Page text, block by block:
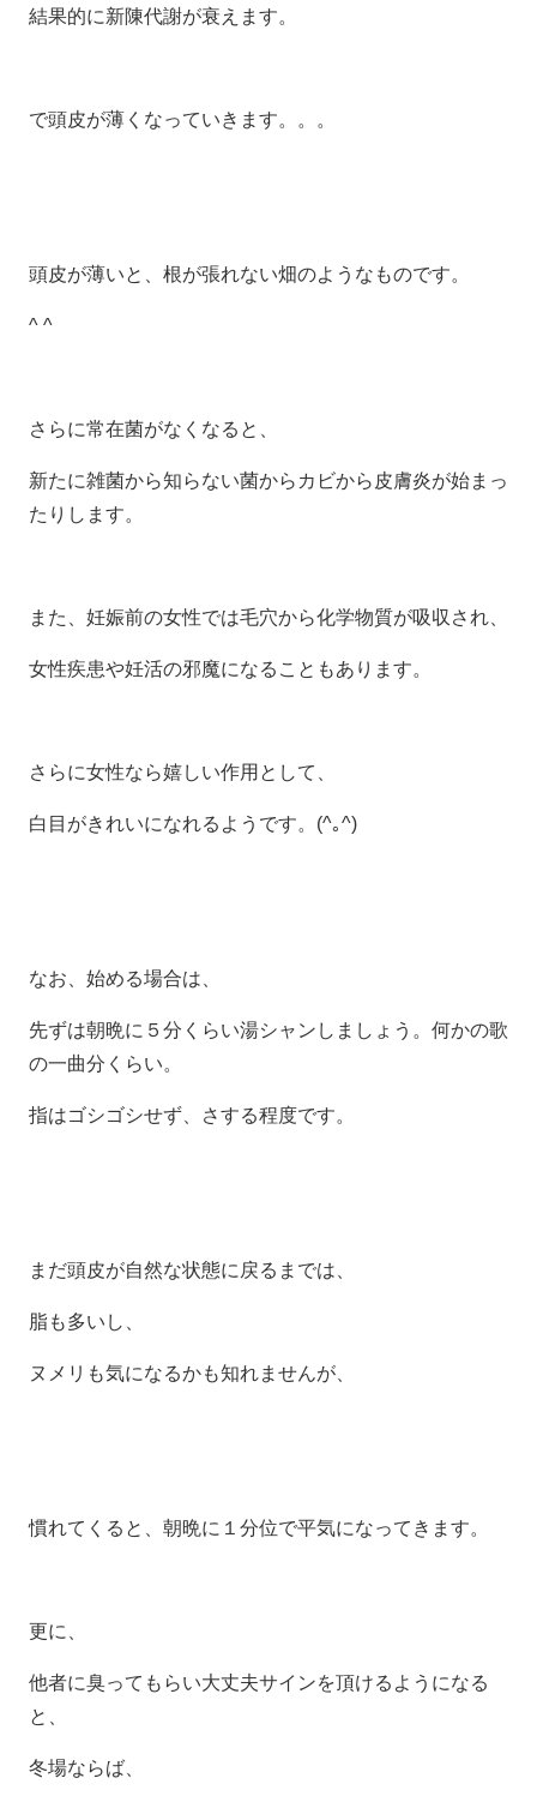
結果的に新陳代謝が衰えます。
で頭皮が薄くなっていきます。。。
頭皮が薄いと、根が張れない畑のようなものです。
^ ^
さらに常在菌がなくなると、
新たに雑菌から知らない菌からカビから皮膚炎が始まっ
たりします。
また、妊娠前の女性では毛穴から化学物質が吸収され、
女性疾患や妊活の邪魔になることもあります。
さらに女性なら嬉しい作用として、
白目がきれいになれるようです。(^｡^)
なお、始める場合は、
先ずは朝晩に５分くらい湯シャンしましょう。何かの歌
の一曲分くらい。
指はゴシゴシせず、さする程度です。
まだ頭皮が自然な状態に戻るまでは、
脂も多いし、
ヌメリも気になるかも知れませんが、
慣れてくると、朝晩に１分位で平気になってきます。
更に、
他者に臭ってもらい大丈夫サインを頂けるようになる
と、
冬場ならば、